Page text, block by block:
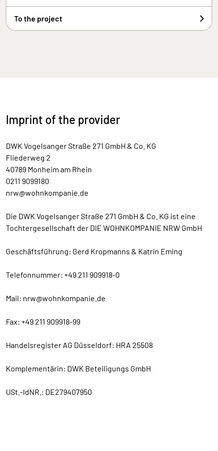
To the project
Imprint of the provider
DWK Vogelsanger Straße 271 GmbH & Co. KG
Fliederweg 2
40789 Monheim am Rhein
0211 9099180
nrw@wohnkompanie.de
Die DWK Vogelsanger Straße 271 GmbH & Co. KG ist eine
Tochtergesellschaft der DIE WOHNKOMPANIE NRW GmbH
Geschäftsführung: Gerd Kropmanns & Katrin Eming
Telefonnummer: +49 211 909918-0
Mail: nrw@wohnkompanie.de
Fax: +49 211 909918-99
Handelsregister AG Düsseldorf: HRA 25508
Komplementärin: DWK Beteiligungs GmbH
USt.-IdNR.: DE279407950